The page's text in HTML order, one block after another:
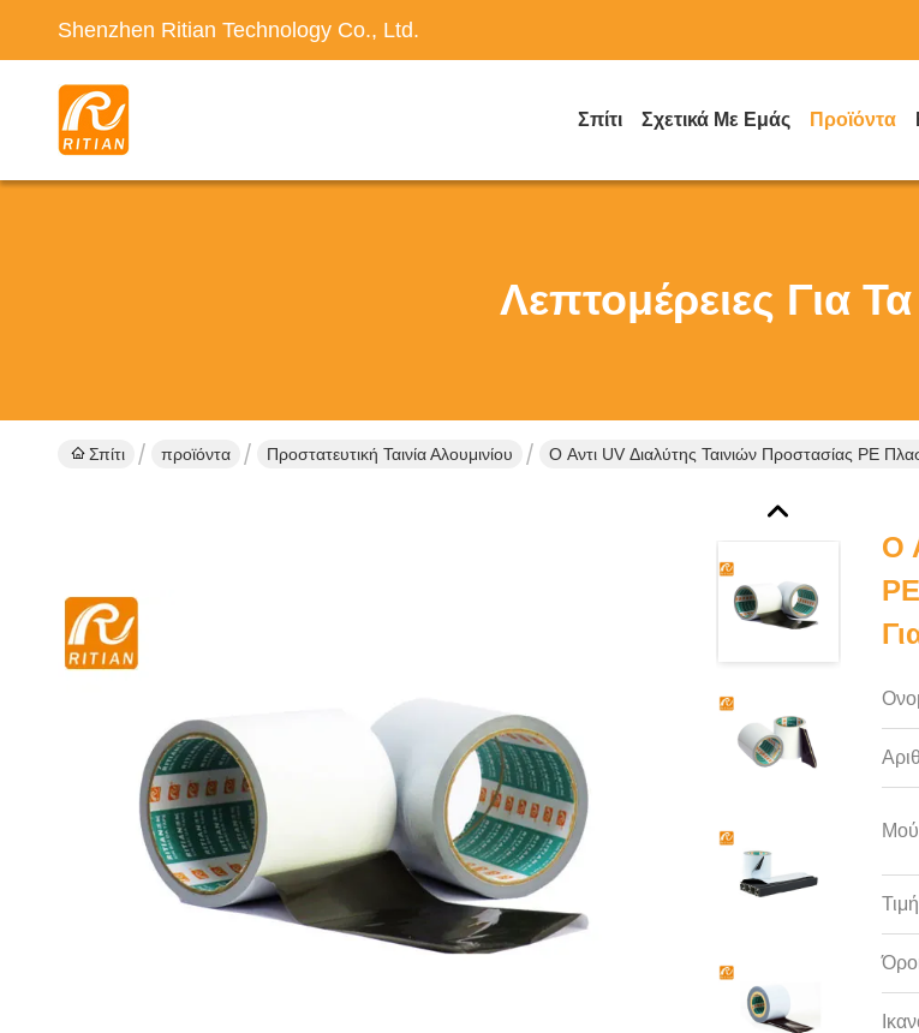
Shenzhen Ritian Technology Co., Ltd.
Σπίτι Σχετικά Με Εμάς Προϊόντα
Λεπτομέρειες Για
Σπίτι προϊόντα Προστατευτική Ταινία Αλουμινίου Ο Αντι UV Διαλύτης Ταινιών Προστασίας PE
Ο